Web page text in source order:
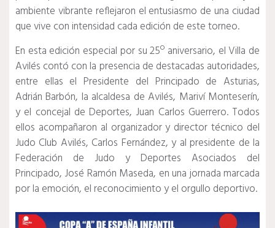
ambiente vibrante reflejaron el entusiasmo de una ciudad
que vive con intensidad cada edición de este torneo.
En esta edición especial por su 25º aniversario, el Villa de
Avilés contó con la presencia de destacadas autoridades,
entre ellas el Presidente del Principado de Asturias,
Adrián Barbón, la alcaldesa de Avilés, Mariví Monteserín,
y el concejal de Deportes, Juan Carlos Guerrero. Todos
ellos acompañaron al organizador y director técnico del
Judo Club Avilés, Carlos Fernández, y al presidente de la
Federación de Judo y Deportes Asociados del
Principado, José Ramón Maseda, en una jornada marcada
por la emoción, el reconocimiento y el orgullo deportivo.